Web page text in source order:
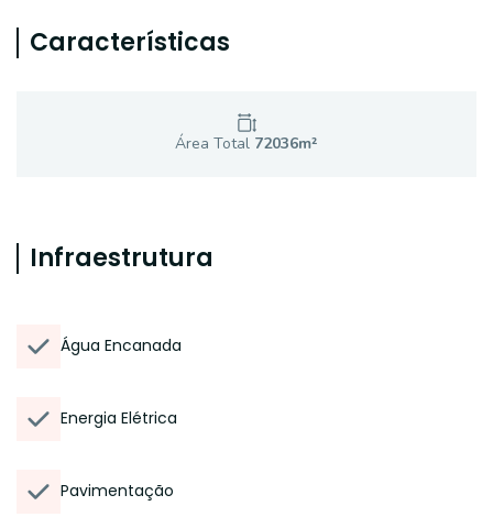
Características
Área Total 72036m²
Infraestrutura
Água Encanada
Energia Elétrica
Pavimentação